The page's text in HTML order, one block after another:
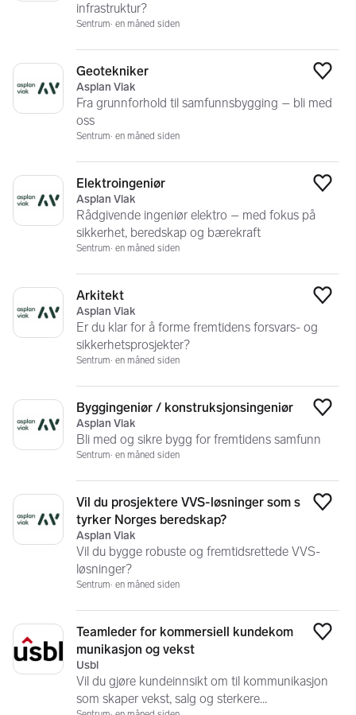
infrastruktur?
Sentrum en måned siden
Geotekniker
Asplan Viak
Fra grunnforhold til samfunnsbygging – bli med
oss
Sentrum en måned siden
Elektroingeniør
Asplan Viak
Rådgivende ingeniør elektro – med fokus på
sikkerhet, beredskap og bærekraft
Sentrum en måned siden
Arkitekt
Asplan Viak
Er du klar for å forme fremtidens forsvars- og
sikkerhetsprosjekter?
Sentrum en måned siden
Byggingeniør / konstruksjonsingeniør
Asplan Viak
Bli med og sikre bygg for fremtidens samfunn
Sentrum en måned siden
Vil du prosjektere VVS-løsninger som s
tyrker Norges beredskap?
Asplan Viak
Vil du bygge robuste og fremtidsrettede VVS-
løsninger?
Sentrum en måned siden
Teamleder for kommersiell kundekom
munikasjon og vekst
Usbl
Vil du gjøre kundeinnsikt om til kommunikasjon
som skaper vekst, salg og sterkere